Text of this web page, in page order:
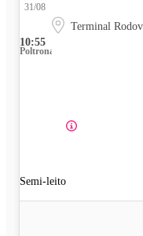
10:55
31/08
Terminal
Poltrona
Semi-leito